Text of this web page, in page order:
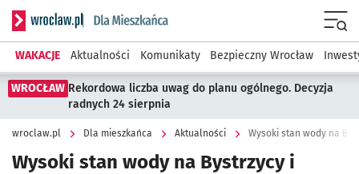
Serwis informacyjny wroclaw.pl podserwis: Dla mieszkańca
WAKACJE Aktualności Komunikaty Bezpieczny Wrocław
WROCŁAW Rekordowa liczba uwag do planu ogólnego. Decyzja
radnych 24 sierpnia
wroclaw.pl Dla mieszkańca Aktualności
Wysoki stan wody na Bystrzycy i